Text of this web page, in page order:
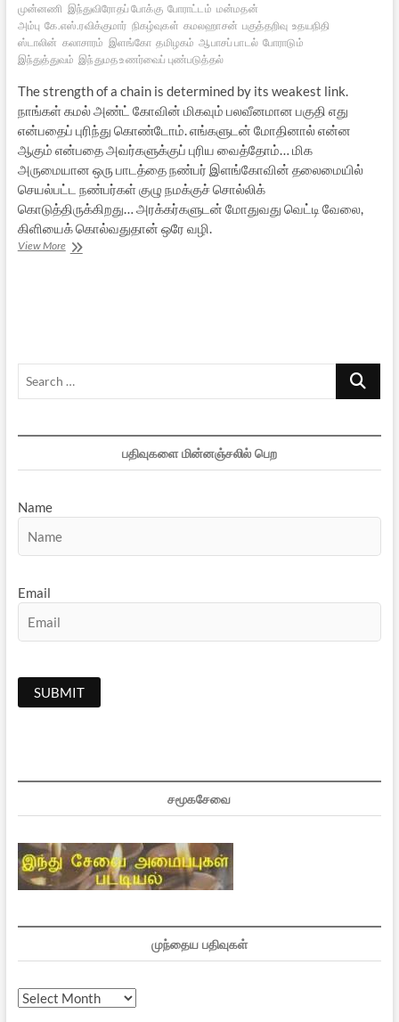
முன்னணி இந்துவிரோதப் போக்கு போராட்டம் மன்மதன்
அம்பு கே.எஸ்.ரவிக்குமார் நிகழ்வுகள் கமலஹாசன் பகுத்தறிவு உதயநிதி
ஸ்டாலின் கலாசாரம் இளங்கோ தமிழகம் ஆபாசப் பாடல் போராடும்
இந்துத்துவம் இந்துமத உணர்வைப் புண்படுத்தல்
The strength of a chain is determined by its weakest link.
நாங்கள் கமல் அண்ட் கோவின் மிகவும் பலவீனமான பகுதி எது
என்பதைப் புரிந்து கொண்டோம். எங்களுடன் மோதினால் என்ன
ஆகும் என்பதை அவர்களுக்குப் புரிய வைத்தோம்… மிக
அருமையான ஒரு பாடத்தை நண்பர் இளங்கோவின் தலைமையில்
செயல்பட்ட நண்பர்கள் குழு நமக்குச் சொல்லிக்
கொடுத்திருக்கிறது… அரக்கர்களுடன் மோதுவது வெட்டி வேலை,
கிளியைக் கொல்வதுதான் ஒரே வழி.
View Moreமன்மதன்
Search
பதிவுகளை மின்னஞ்சலில் பெற
Name
Email
சமூகசேவை
முந்தைய பதிவுகள்
முந்தைய